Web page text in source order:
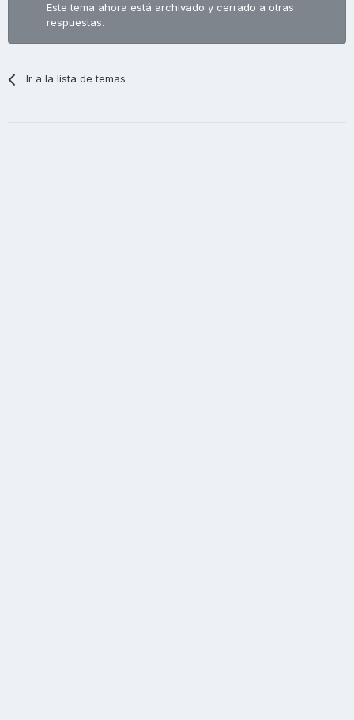
Este tema ahora está archivado y cerrado a otras
respuestas.
Ir a la lista de temas